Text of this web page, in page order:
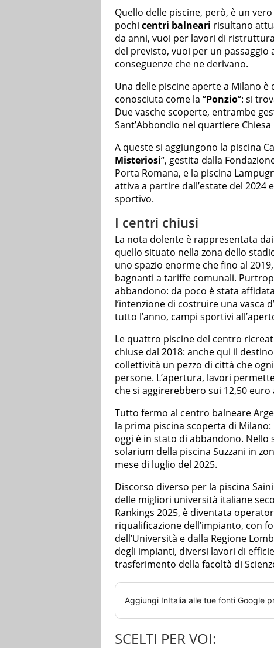
Quello delle piscine, però, è un
pochi centri balneari risultano
da anni, vuoi per lavori di
del previsto, vuoi per un
conseguenze che ne derivano.
Una delle piscine aperte a Milano
conosciuta come la “Ponzio“: si
Due vasche scoperte, entrambe
Sant’Abbondio nel quartiere
A queste si aggiungono la piscina
Misteriosi“, gestita dalla
Porta Romana, e la piscina
attiva a partire dall’estate del
sportivo.
I centri chiusi
La nota dolente è rappresentata
quello situato nella zona dello
uno spazio enorme che fino al
bagnanti a tariffe comunali.
abbandono: da poco è stata
l’intenzione di costruire una vasca
tutto l’anno, campi sportivi
Le quattro piscine del centro
chiuse dal 2018: anche qui il
collettività un pezzo di città che
persone. L’apertura, lavori
che si aggirerebbero sui 12,50
Tutto fermo al centro balneare
la prima piscina scoperta di
oggi è in stato di abbandono.
solarium della piscina Suzzani in
mese di luglio del 2025.
Discorso diverso per la piscina
delle migliori università italiane
Rankings 2025, è diventata
riqualificazione dell’impianto, con
dell’Università e dalla Regione
degli impianti, diversi lavori di
trasferimento della facoltà di
Aggiungi InItalia alle tue fonti Google
SCELTI PER VOI: